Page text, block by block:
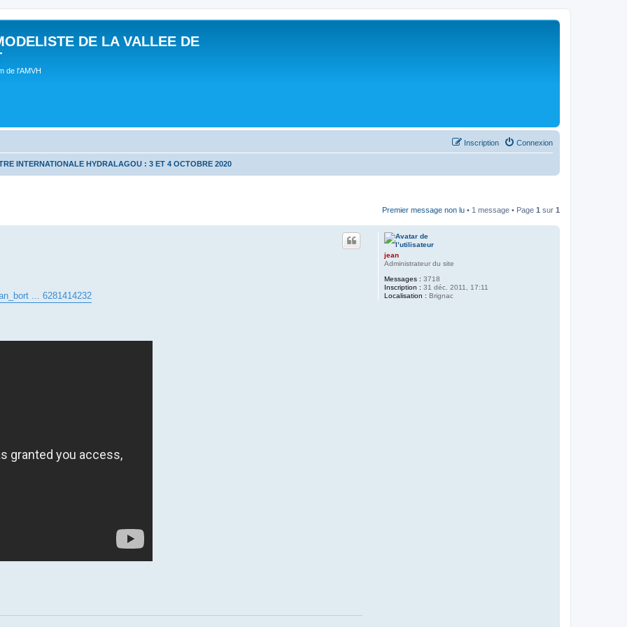
DE LA VALLEE DE
de l'AMVH
Connexion
Inscription
INTERNATIONALE HYDRALAGOU : 3 ET 4 OCTOBRE 2020
Premier message non lu • 1 message • Page 1 sur 1
jean
Administrateur du site
Messages : 3718
Inscription : 31 déc. 2011, 17:11
Localisation : Brignac
... 6281414232